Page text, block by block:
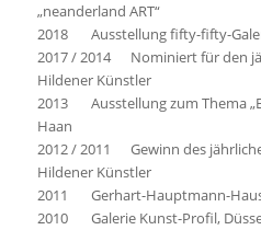
„neanderland ART“
2018 Ausstellung fifty-fifty-
2017 / 2014 Nominiert für den
Hildener Künstler
2013 Ausstellung zum Thema
Haan
2012 / 2011 Gewinn des
Hildener Künstler
2011 Gerhart-Hauptmann-
2010 Galerie Kunst-Profil,